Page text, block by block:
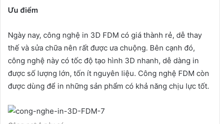
Ưu điểm
Ngày nay, công nghệ in 3D FDM có giá thành rẻ, dễ thay
thế và sửa chữa nên rất được ưa chuộng. Bên cạnh đó,
công nghệ này có tốc độ tạo hình 3D nhanh, dễ dàng in
được số lượng lớn, tốn ít nguyên liệu. Công nghệ FDM còn
được dùng để in những sản phẩm có khả năng chịu lực tốt.